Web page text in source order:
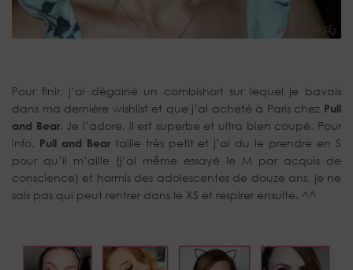
Pour finir, j’ai dégainé un combishort sur lequel je bavais
dans ma dernière wishlist et que j’ai acheté à Paris chez Pull
and Bear. Je l’adore, il est superbe et ultra bien coupé. Pour
info, Pull and Beartaille très petit et j’ai du le prendre en S
pour qu’il m’aille (j’ai même essayé le M par acquis de
conscience) et hormis des adolescentes de douze ans, je ne
sais pas qui peut rentrer dans le XS et respirer ensuite. ^^